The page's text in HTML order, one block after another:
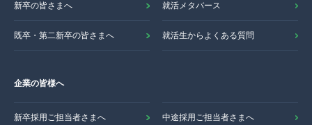
新卒の皆さまへ 就活メタバース
既卒・第二新卒の皆さまへ 就活生からよくある質問
企業の皆様へ
新卒採用ご担当者さまへ 中途採用ご担当者さまへ